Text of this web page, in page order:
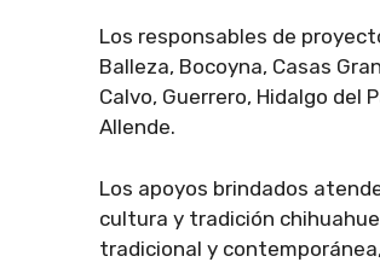
Los responsables de
Balleza, Bocoyna, Casas
Calvo, Guerrero, Hidalgo del
Allende.
Los apoyos brindados
cultura y tradición
tradicional y